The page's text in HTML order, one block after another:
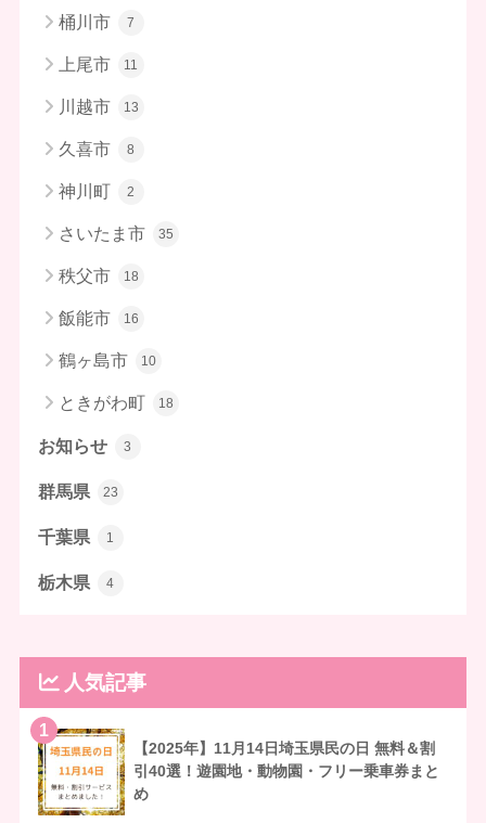
桶川市 7
上尾市 11
川越市 13
久喜市 8
神川町 2
さいたま市 35
秩父市 18
飯能市 16
鶴ヶ島市 10
ときがわ町 18
お知らせ 3
群馬県 23
千葉県 1
栃木県 4
人気記事
1
【2025年】11月14日埼玉県民の日 無料＆割
引40選！遊園地・動物園・フリー乗車券まと
め